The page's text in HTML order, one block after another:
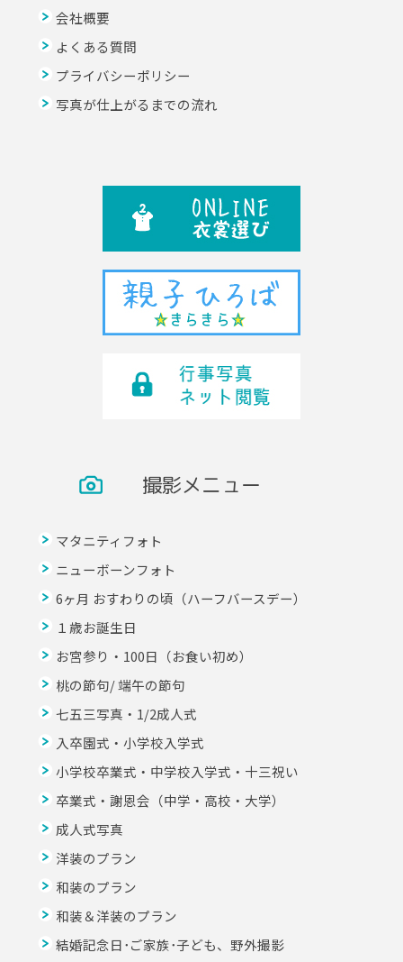
会社概要
よくある質問
プライバシーポリシー
写真が仕上がるまでの流れ
撮影メニュー
マタニティフォト
ニューボーンフォト
6ヶ月 おすわりの頃（ハーフバースデー）
１歳お誕生日
お宮参り・100日（お食い初め）
桃の節句/ 端午の節句
七五三写真・1/2成人式
入卒園式・小学校入学式
小学校卒業式・中学校入学式・十三祝い
卒業式・謝恩会（中学・高校・大学）
成人式写真
洋装のプラン
和装のプラン
和装＆洋装のプラン
結婚記念日･ご家族･子ども、野外撮影